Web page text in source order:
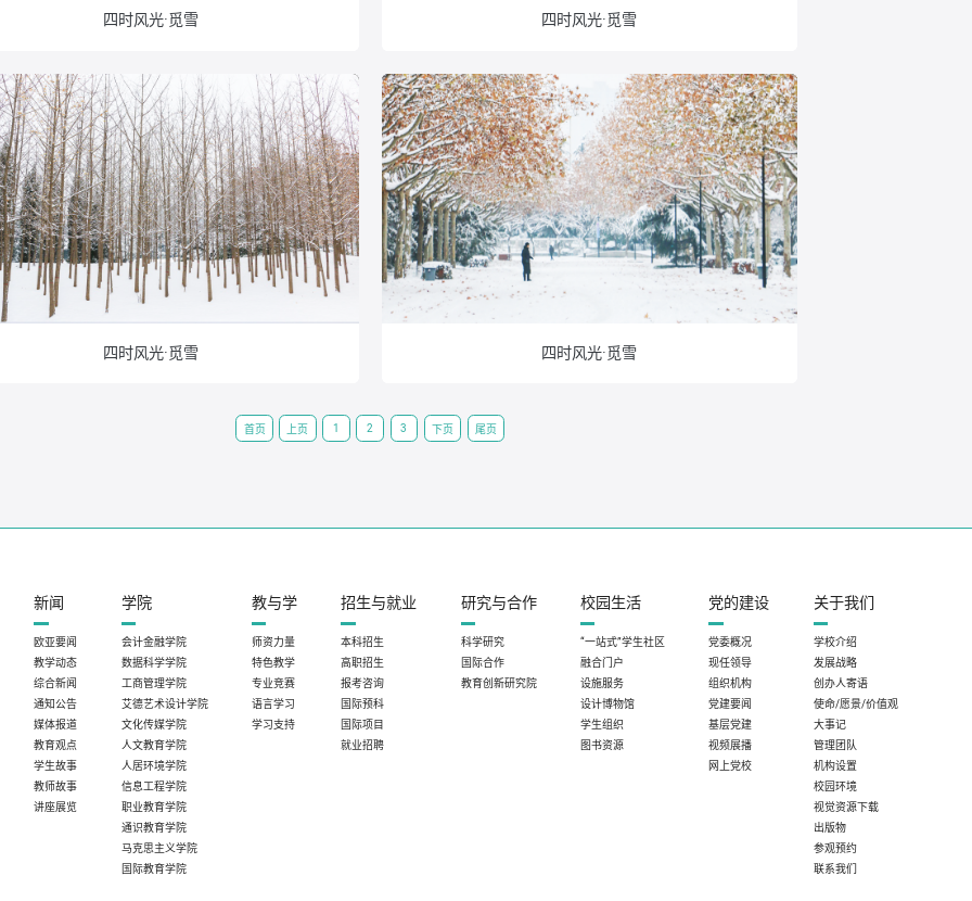
四时风光·觅雪 四时风光·觅雪
四时风光·觅雪 四时风光·觅雪
首页 上页 1 2 3 下页 尾页
新闻
欧亚要闻
教学动态
综合新闻
通知公告
媒体报道
教育观点
学生故事
教师故事
讲座展览
学院
会计金融学院
数据科学学院
工商管理学院
艾德艺术设计学院
文化传媒学院
人文教育学院
人居环境学院
信息工程学院
职业教育学院
通识教育学院
马克思主义学院
国际教育学院
教与学
师资力量
特色教学
专业竞赛
语言学习
学习支持
招生与就业
本科招生
高职招生
报考咨询
国际预科
国际项目
就业招聘
研究与合作
科学研究
国际合作
教育创新研究院
校园生活
“一站式”学生社区
融合门户
设施服务
设计博物馆
学生组织
图书资源
党的建设
党委概况
现任领导
组织机构
党建要闻
基层党建
视频展播
网上党校
关于我们
学校介绍
发展战略
创办人寄语
使命/愿景/价值观
大事记
管理团队
机构设置
校园环境
视觉资源下载
出版物
参观预约
联系我们